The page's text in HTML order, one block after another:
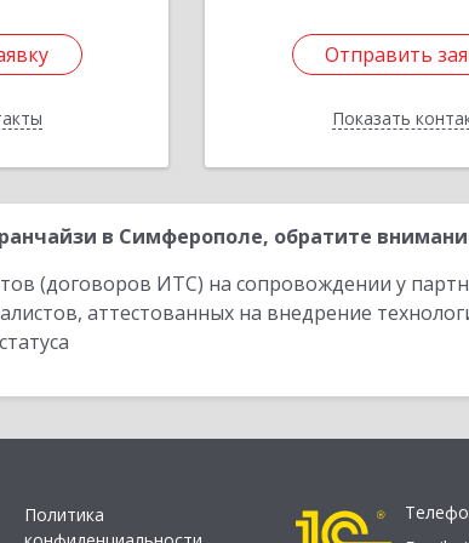
Отправить
Показать
Отправить
Назад
в Симферополе, обратите
(договоров ИТС) на сопровождении у
аттестованных на внедрение
Политика